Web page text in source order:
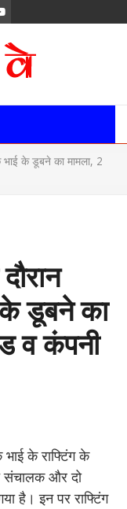
के डूबने का मामला, 2
डूबने का
व कंपनी
के राफ्टिंग के
संचालक और दो
है। इन पर राफ्टिंग